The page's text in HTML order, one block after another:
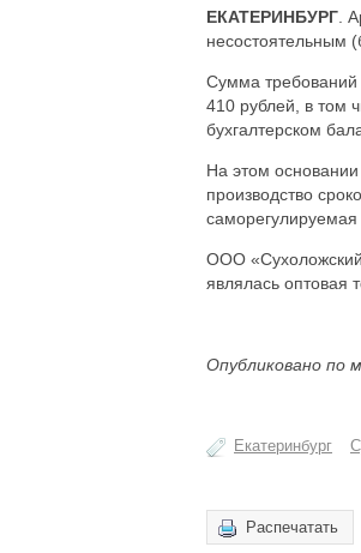
ЕКАТЕРИНБУРГ .
несостоятельным
Сумма требований
410 рублей, в том
бухгалтерском
На этом
производство
ООО «Сухоложский
являлась оптовая
Опубликовано по
Екатеринбург
Распечатать